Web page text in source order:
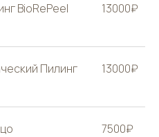
BioRePeel
13000₽
Пилинг
13000₽
7500₽